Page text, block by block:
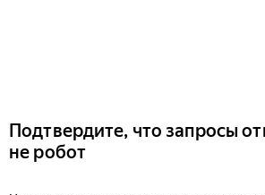
Подтвердите, что запросы
не робот